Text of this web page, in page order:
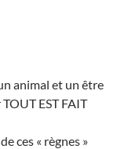
animal et un être
EST FAIT
ces « règnes »